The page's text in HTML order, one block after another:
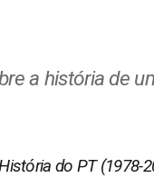
a história de
do PT (1978-